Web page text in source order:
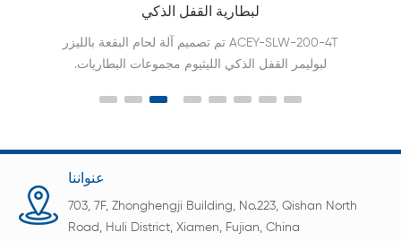
لبطارية القفل الذكي
تم تصميم آلة لحام البقعة بالليزر ACEY-SLW-200-4T
لبوليمر القفل الذكي الليثيوم مجموعات البطاريات.
بين ألسنة البطارية وصفائح النيكل ولوحات الدوائر
عنواننا
703, 7F, Zhonghengji Building, No.223, Qishan North
Road, Huli District, Xiamen, Fujian, China